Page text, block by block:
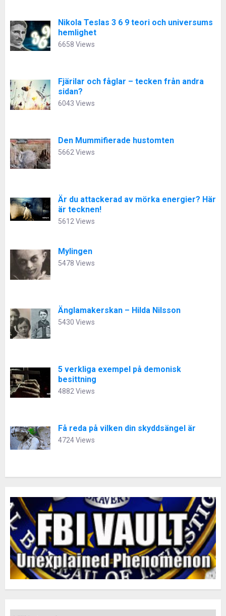
Nikola Teslas 3 6 9 teori och universums
hemlighet
6658 Views
Fjärilar och fåglar – tecken från andra
sidan?
6043 Views
Den Mummifierade hustomten
5662 Views
Är du attackerad av mörka energier? Här
är tecknen!
5612 Views
Mylingen
5478 Views
Änglamakerskan – Hilda Nilsson
5430 Views
5 verkliga exempel på demonisk
besittning
4882 Views
Få reda på vilken din skyddsängel är
4724 Views